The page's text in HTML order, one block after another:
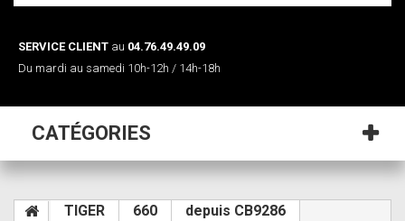
SERVICE CLIENT au 04.76.49.49.09
Du mardi au samedi 10h-12h / 14h-18h
CATÉGORIES
TIGER 660
depuis CB9286